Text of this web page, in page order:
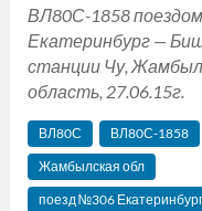
ВЛ80С-1858
Екатеринбург —
станции Чу,
область, 27.06.15г.
ВЛ80С
ВЛ80С-1858
Жамбылская обл
поезд №306